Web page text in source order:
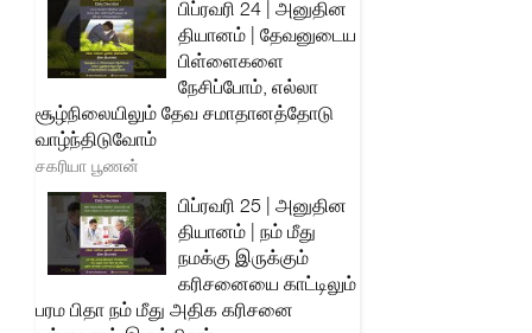
பிப்ரவரி 24 | அனுதின
தியானம் | தேவனுடைய
பிள்ளைகளை
நேசிப்போம், எல்லா
சூழ்நிலையிலும் தேவ சமாதானத்தோடு
வாழ்ந்திடுவோம்
சகரியா பூணன்
பிப்ரவரி 25 | அனுதின
தியானம் | நம் மீது
நமக்கு இருக்கும்
கரிசனையை காட்டிலும்
பரம பிதா நம் மீது அதிக கரிசனை